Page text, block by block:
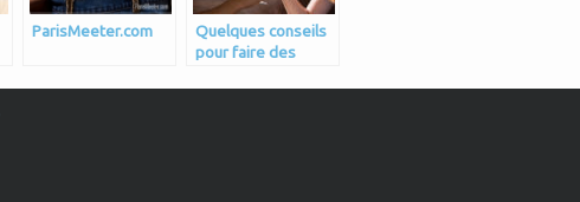
ParisMeeter.com
Quelques conseils
pour faire des
coquines près de